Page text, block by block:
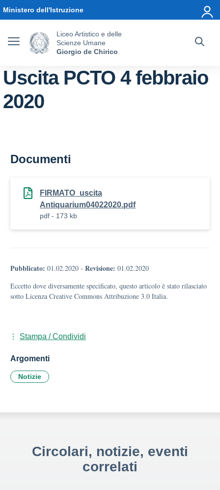
Ministero dell'Istruzione
Liceo Artistico e delle
Scienze Umane
Giorgio de Chirico
Uscita PCTO 4 febbraio
2020
Documenti
FIRMATO_uscita
Antiquarium04022020.pdf
pdf - 173 kb
Pubblicato: 01.02.2020 - Revisione: 01.02.2020
Eccetto dove diversamente specificato, questo articolo è stato rilasciato
sotto Licenza Creative Commons Attribuzione 3.0 Italia.
Stampa / Condividi
Argomenti
Notizie
Circolari, notizie, eventi
correlati